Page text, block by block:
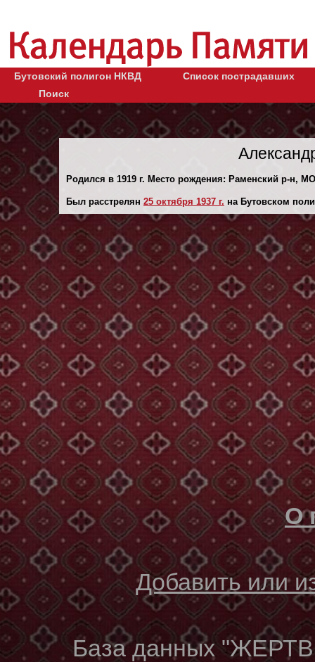
Бутовский полигон НКВД
Список пострадавших
Поиск
Родился в 1919 г. Место рождения: Раменский р-н,
Был расстрелян 25 октября 1937 г. на Бутовском
О
Добавить или
База данных